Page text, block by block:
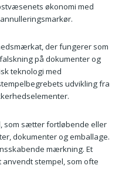
økonomi med
der fungerer som
på dokumenter og
teknologi med
udvikling fra
som sætter fortløbende eller
dokumenter og emballage.
mærkning. Et
stempel, som ofte